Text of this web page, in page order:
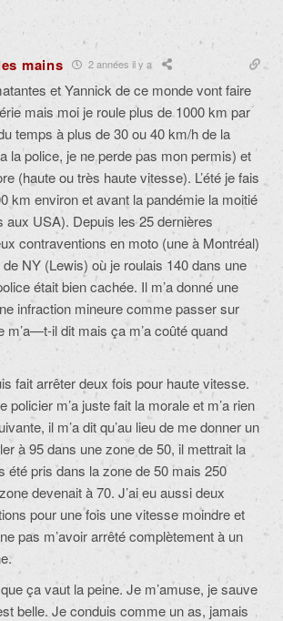
mains 2 années il y a
et Yannick de ce monde vont faire
mais moi je roule plus de 1000 km par
temps à plus de 30 ou 40 km/h de la
la police, je ne perde pas mon permis) et
(haute ou très haute vitesse). L’été je fais
km environ et avant la pandémie la moitié
aux USA). Depuis les 25 dernières
contraventions en moto (une à Montréal)
de NY (Lewis) où je roulais 140 dans une
était bien cachée. Il m’a donné une
infraction mineure comme passer sur
m’a—t-il dit mais ça m’a coûté quand
fait arrêter deux fois pour haute vitesse.
policier m’a juste fait la morale et m’a rien
il m’a dit qu’au lieu de me donner un
à 95 dans une zone de 50, il mettrait la
été pris dans la zone de 50 mais 250
devenait à 70. J’ai eu aussi deux
pour une fois une vitesse moindre et
pas m’avoir arrêté complètement à un
ça vaut la peine. Je m’amuse, je sauve
belle. Je conduis comme un as, jamais